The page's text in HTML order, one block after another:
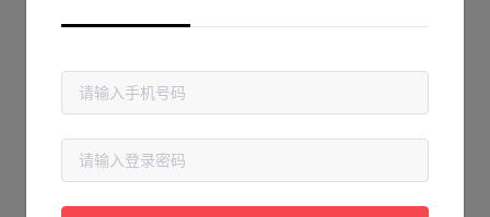
抱歉!
请检查您输入的网址是否正确，或点击下面的按钮返回首页。